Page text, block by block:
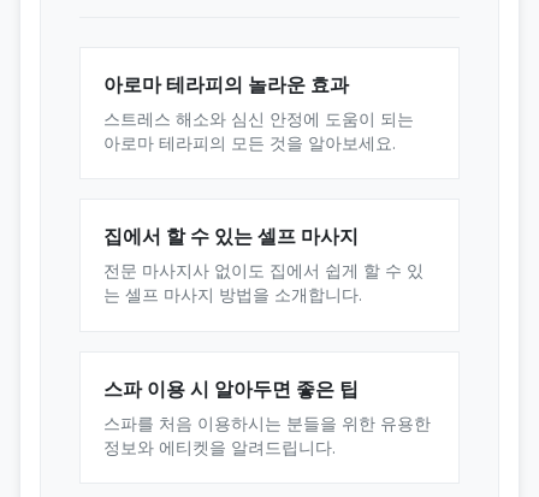
아로마 테라피의 놀라운 효과
스트레스 해소와 심신 안정에 도움이 되는
아로마 테라피의 모든 것을 알아보세요.
집에서 할 수 있는 셀프 마사지
전문 마사지사 없이도 집에서 쉽게 할 수 있
는 셀프 마사지 방법을 소개합니다.
스파 이용 시 알아두면 좋은 팁
스파를 처음 이용하시는 분들을 위한 유용한
정보와 에티켓을 알려드립니다.